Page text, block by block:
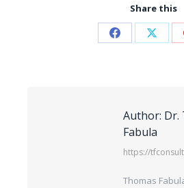
Share this
Author: Dr.
Fabula
https://
Thomas